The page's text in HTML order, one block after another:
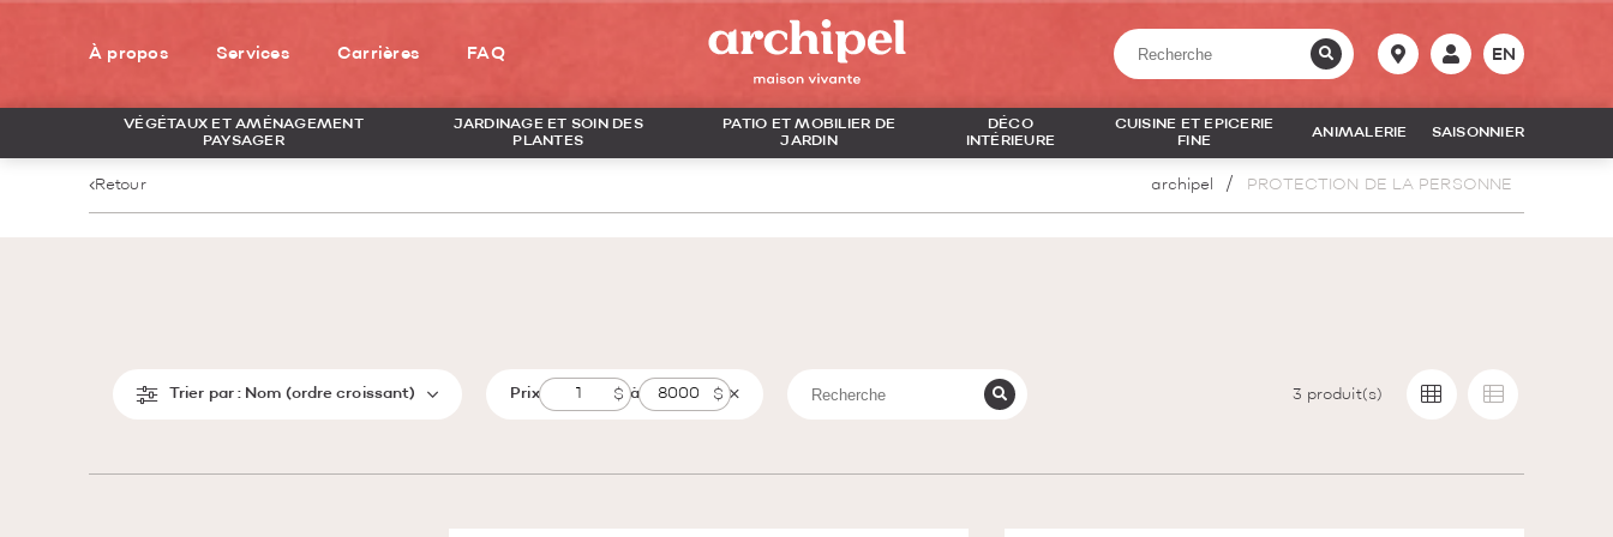
À propos Services Carrières FAQ EN
VÉGÉTAUX ET AMÉNAGEMENT
PAYSAGER
JARDINAGE ET SOIN DES
PLANTES
PATIO ET MOBILIER DE
JARDIN
DÉCO
INTÉRIEURE
CUISINE ET EPICERIE
FINE
ANIMALERIE SAISONNIER
Retour archipel PROTECTION DE LA PERSONNE
Trier par : Nom (ordre croissant) Prix à 3 produit(s)